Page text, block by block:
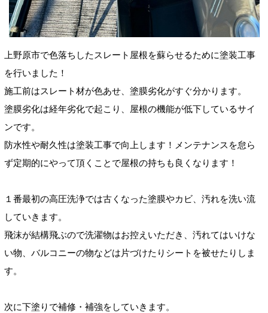
上野原市で色落ちしたスレート屋根を蘇らせるために塗装工事
を行いました！
施工前はスレート材が色あせ、塗膜劣化がすぐ分かります。
塗膜劣化は経年劣化で起こり、屋根の機能が低下しているサイ
ンです。
防水性や耐久性は塗装工事で向上します ！メンテナンスを怠ら
ず定期的にやって頂くことで屋根の持ちも良くなります！
１番最初の高圧洗浄では古くなった塗膜やカビ、汚れを洗い流
していきます。
飛沫が結構飛ぶので洗濯物はお控えいただき、汚れてはいけな
い物、バルコニーの物などは片づけたりシートを被せたりしま
す。
次に下塗りで補修・補強をしていきます。